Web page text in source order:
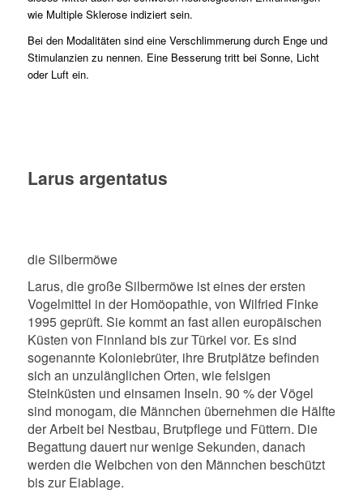
wie Multiple Sklerose indiziert sein.
Bei den Modalitäten sind eine Verschlimmerung durch Enge und
Stimulanzien zu nennen. Eine Besserung tritt bei Sonne, Licht
oder Luft ein.
Larus argentatus
die Silbermöwe
Larus, die große Silbermöwe ist eines der ersten
Vogelmittel in der Homöopathie, von Wilfried Finke
1995 geprüft. Sie kommt an fast allen europäischen
Küsten von Finnland bis zur Türkei vor. Es sind
sogenannte Koloniebrüter, ihre Brutplätze befinden
sich an unzulänglichen Orten, wie felsigen
Steinküsten und einsamen Inseln. 90 % der Vögel
sind monogam, die Männchen übernehmen die Hälfte
der Arbeit bei Nestbau, Brutpflege und Füttern. Die
Begattung dauert nur wenige Sekunden, danach
werden die Weibchen von den Männchen beschützt
bis zur Eiablage.